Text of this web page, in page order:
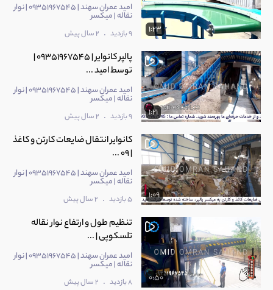
1:23
امید عمران سهند | 09351967545 | نوار
نقاله | میکسر
9 بازدید . 2 سال پیش
1:21
پالپر کانوایر | 09351967545 |
توسط امید ...
امید عمران سهند | 09351967545 | نوار
نقاله | میکسر
9 بازدید . 2 سال پیش
1:09
کانوایر انتقال ضایعات کارتن و کاغذ
| 09 ...
امید عمران سهند | 09351967545 | نوار
نقاله | میکسر
5 بازدید . 2 سال پیش
0:50
تنظیم طول و ارتفاع نوار نقاله
تلسکوپی | ...
امید عمران سهند | 09351967545 | نوار
نقاله | میکسر
8 بازدید . 2 سال پیش